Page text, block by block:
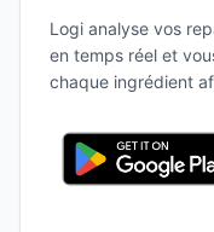
Logi analyse vos
en temps réel et
chaque ingrédient